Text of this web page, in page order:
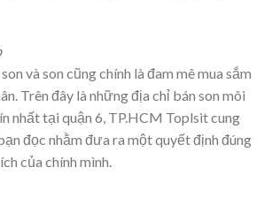
và son cũng chính là đam mê mua sắm
Trên đây là những địa chỉ bán son môi
nhất tại quận 6, TP.HCM Toplsit cung
đọc nhằm đưa ra một quyết định đúng
của chính mình.